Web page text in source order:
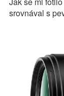
srovnával s